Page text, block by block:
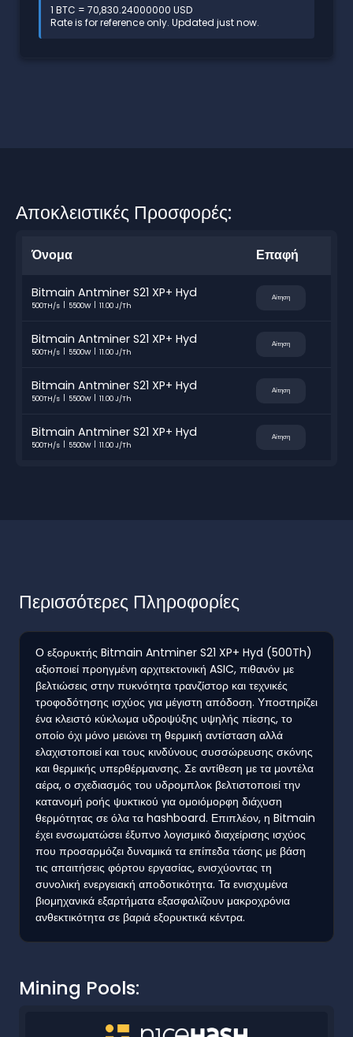
1 BTC = 70,830.24000000 USD
Rate is for reference only. Updated just now.
Αποκλειστικές Προσφορές:
Όνομα Επαφή
Bitmain Antminer S21 XP+ Hyd
500TH/s 5500W 11.00 J/Th
Αίτηση
Bitmain Antminer S21 XP+ Hyd
500TH/s 5500W 11.00 J/Th
Αίτηση
Bitmain Antminer S21 XP+ Hyd
500TH/s 5500W 11.00 J/Th
Αίτηση
Bitmain Antminer S21 XP+ Hyd
500TH/s 5500W 11.00 J/Th
Αίτηση
Περισσότερες Πληροφορίες
Ο εξορυκτής Bitmain Antminer S21 XP+ Hyd (500Th)
αξιοποιεί προηγμένη αρχιτεκτονική ASIC, πιθανόν με
βελτιώσεις στην πυκνότητα τρανζίστορ και τεχνικές
τροφοδότησης ισχύος για μέγιστη απόδοση. Υποστηρίζει
ένα κλειστό κύκλωμα υδροψύξης υψηλής πίεσης, το
οποίο όχι μόνο μειώνει τη θερμική αντίσταση αλλά
ελαχιστοποιεί και τους κινδύνους συσσώρευσης σκόνης
και θερμικής υπερθέρμανσης. Σε αντίθεση με τα μοντέλα
αέρα, ο σχεδιασμός του υδρομπλοκ βελτιστοποιεί την
κατανομή ροής ψυκτικού για ομοιόμορφη διάχυση
θερμότητας σε όλα τα hashboard. Επιπλέον, η Bitmain
έχει ενσωματώσει έξυπνο λογισμικό διαχείρισης ισχύος
που προσαρμόζει δυναμικά τα επίπεδα τάσης με βάση
τις απαιτήσεις φόρτου εργασίας, ενισχύοντας τη
συνολική ενεργειακή αποδοτικότητα. Τα ενισχυμένα
βιομηχανικά εξαρτήματα εξασφαλίζουν μακροχρόνια
ανθεκτικότητα σε βαριά εξορυκτικά κέντρα.
Mining Pools: